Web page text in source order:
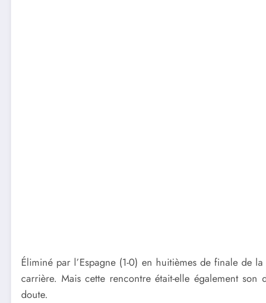
Éliminé par l’Espagne (1-0) en huitièmes de finale de
carrière. Mais cette rencontre était-elle également
doute.